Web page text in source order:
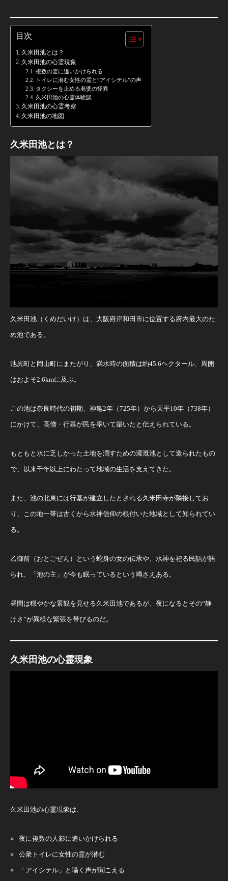
目次
久米田池とは？
久米田池の心霊現象
複数の霊に追いかけられる
トイレに潜む女性の霊と“アイシテル”の声
タクシーを止める老婆の怪異
久米田池の心霊体験談
久米田池の心霊考察
久米田池の地図
久米田池とは？
久米田池（くめだいけ）は、大阪府岸和田市に位置する府内最大のた
め池である。
池尻町と岡山町にまたがり、満水時の面積は約45.6ヘクタール、周囲
はおよそ2.6kmに及ぶ。
この池は奈良時代の初期、神亀2年（725年）から天平10年（738年）
にかけて、高僧・行基が民を率いて築いたと伝えられている。
もともと水に乏しかった土地を潤すための灌漑池として造られたもの
で、以来千年以上にわたって地域の生活を支えてきた。
また、池の北東には行基が建立したとされる久米田寺が隣接してお
り、この地一帯は古くから水神信仰の根付いた地域として知られてい
る。
乙御前（おとごぜん）という蛇身の女の伝承や、水神を祀る民話が語
られ、「池の主」が今も眠っているという噂さえある。
昼間は穏やかな景観を見せる久米田池であるが、夜になるとその“静
けさ”が異様な緊張を帯びるのだ。
久米田池の心霊現象
久米田池の心霊現象は、
夜に複数の人影に追いかけられる
公衆トイレに女性の霊が潜む
「アイシテル」と囁く声が聞こえる